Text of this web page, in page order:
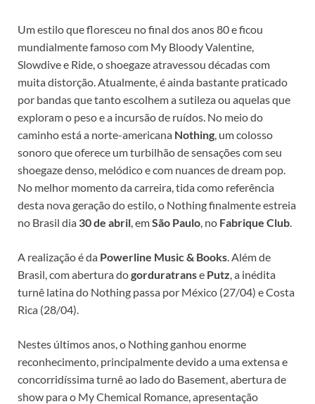
Um estilo que floresceu no final dos anos 80 e ficou
mundialmente famoso com My Bloody Valentine,
Slowdive e Ride, o shoegaze atravessou décadas com
muita distorção. Atualmente, é ainda bastante praticado
por bandas que tanto escolhem a sutileza ou aquelas que
exploram o peso e a incursão de ruídos. No meio do
caminho está a norte-americana Nothing , um colosso
sonoro que oferece um turbilhão de sensações com seu
shoegaze denso, melódico e com nuances de dream pop.
No melhor momento da carreira, tida como referência
desta nova geração do estilo, o Nothing finalmente estreia
no Brasil dia 30 de abril , emSão Paulo , no Fabrique Club
A realização é da Powerline Music & Books . Além de
Brasil, com abertura dogorduratranse Putz , a inédita
turnê latina do Nothing passa por México (27/04) e Costa
Rica (28/04).
Nestes últimos anos, o Nothing ganhou enorme
reconhecimento, principalmente devido a uma extensa e
concorridíssima turnê ao lado do Basement, abertura de
show para o My Chemical Romance, apresentação